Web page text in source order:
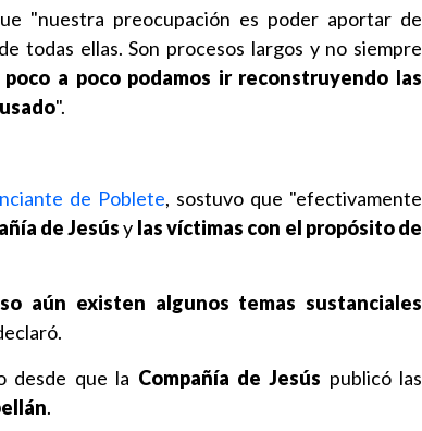
"nuestra preocupación es poder aportar de
todas ellas. Son procesos largos y no siempre
poco a poco podamos ir reconstruyendo las
".
de Poblete, sostuvo que "efectivamente
de Jesúsy las víctimas con el propósito de
aún existen algunos temas sustanciales
desde que la Compañía de Jesús publicó las
.